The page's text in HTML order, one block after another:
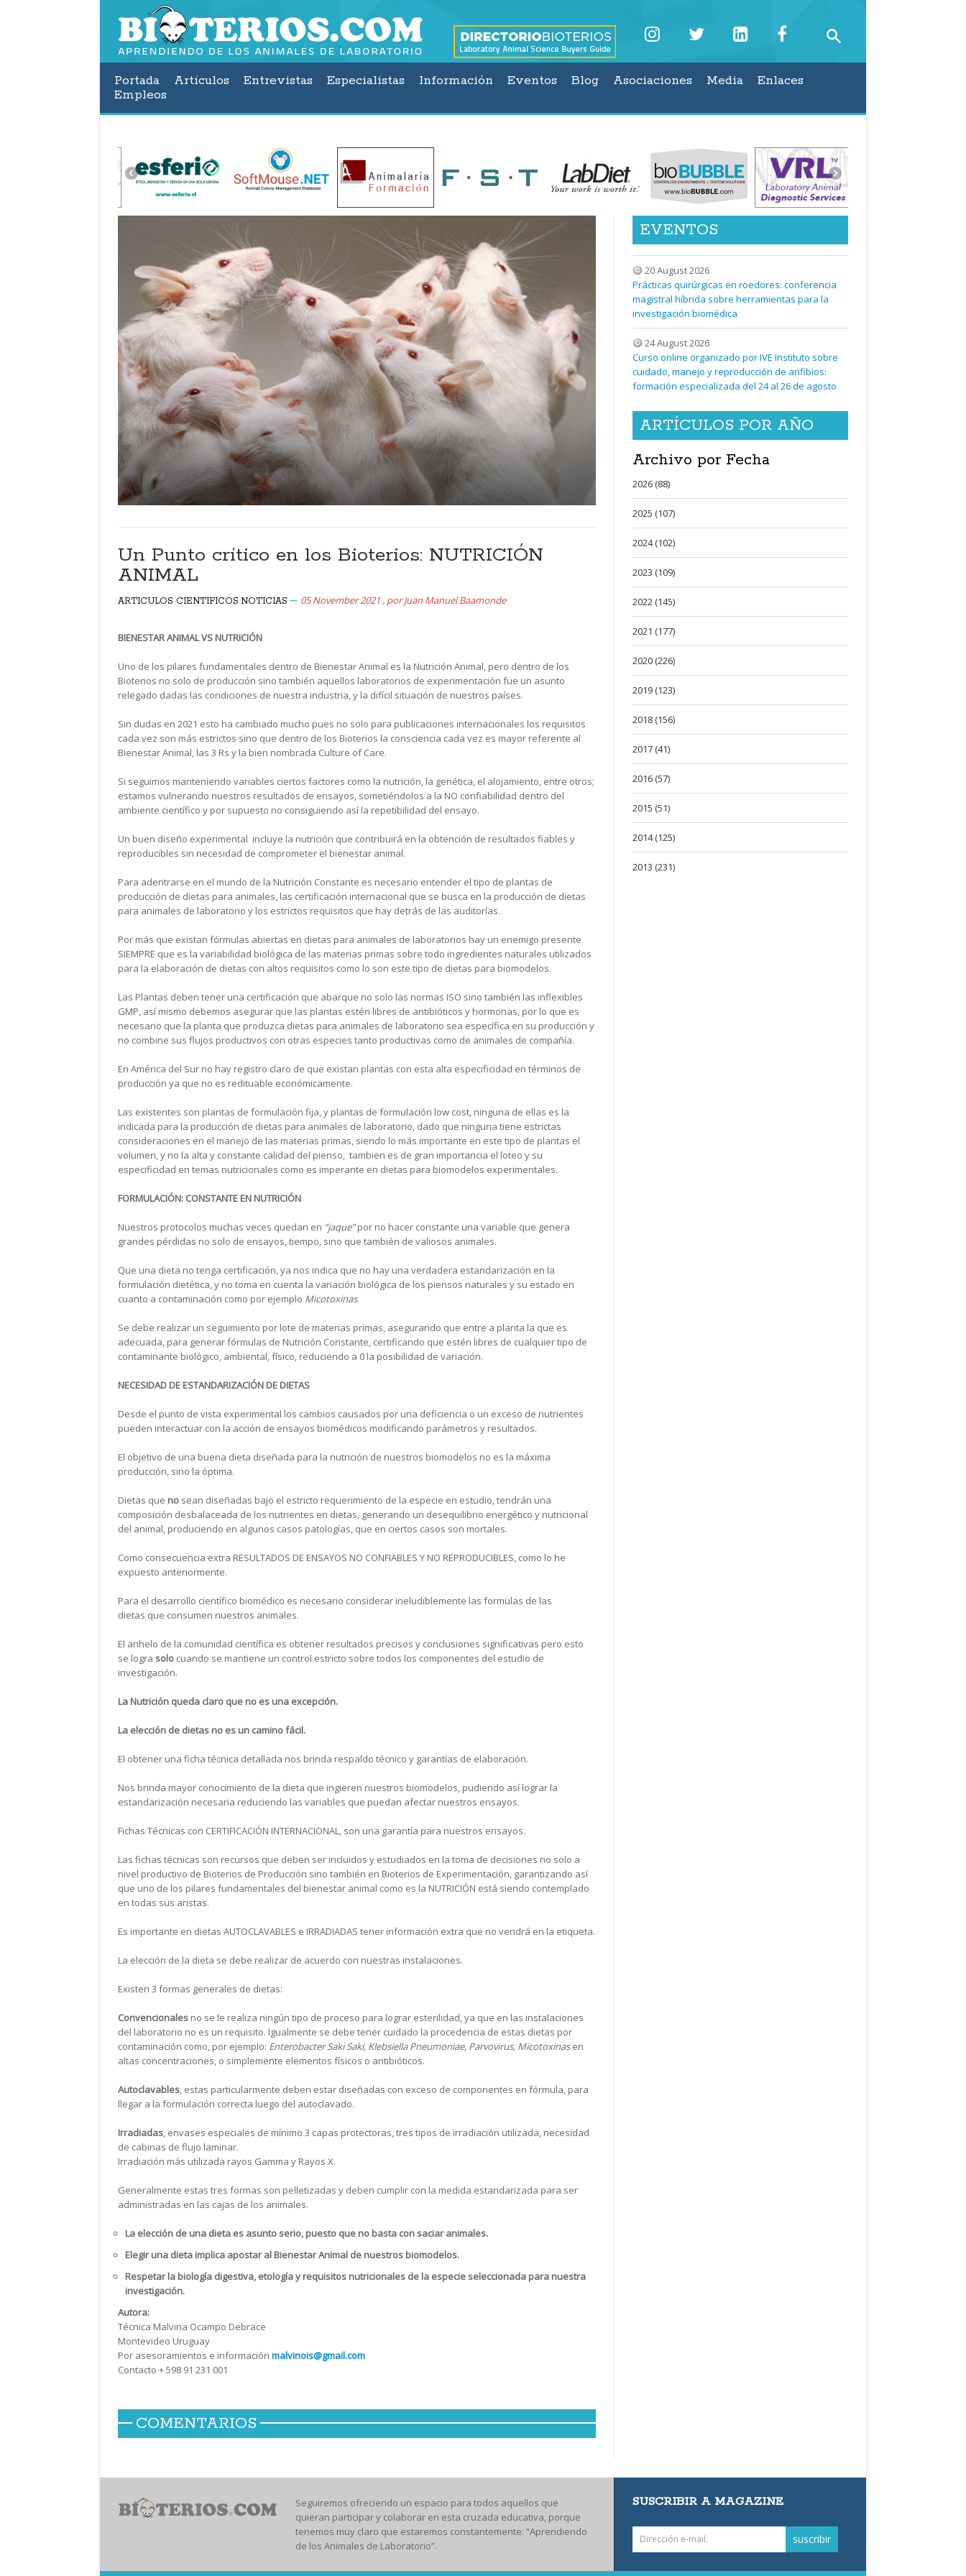
Portada Artículos Entrevistas Especialistas Información Eventos Blog Asociaciones Media
Enlaces
Empleos
Un Punto crítico en los Bioterios: NUTRICIÓN
ANIMAL
ARTICULOS CIENTIFICOS NOTICIAS 05 November 2021 , porJuan Manuel Baamonde
BIENESTAR ANIMAL VS NUTRICIÓN
Uno de los pilares fundamentales dentro de Bienestar Animal es la Nutrición Animal, pero dentro de los
Bioterios no solo de producción sino también aquellos laboratorios de experimentación fue un asunto
relegado dadas las condiciones de nuestra industria, y la difícil situación de nuestros países.
Sin dudas en 2021 esto ha cambiado mucho pues no solo para publicaciones internacionales los requisitos
cada vez son más estrictos sino que dentro de los Bioterios la consciencia cada vez es mayor referente al
Bienestar Animal, las 3 Rs y la bien nombrada Culture of Care.
Si seguimos manteniendo variables ciertos factores como la nutrición, la genética, el alojamiento, entre otros;
estamos vulnerando nuestros resultados de ensayos, sometiéndolos a la NO confiabilidad dentro del
ambiente científico y por supuesto no consiguiendo así la repetibilidad del ensayo.
Un buen diseño experimental incluye la nutrición que contribuirá en la obtención de resultados fiables y
reproducibles sin necesidad de comprometer el bienestar animal.
Para adentrarse en el mundo de la Nutrición Constante es necesario entender el tipo de plantas de
producción de dietas para animales, las certificación internacional que se busca en la producción de dietas
para animales de laboratorio y los estrictos requisitos que hay detrás de las auditorías.
Por más que existan fórmulas abiertas en dietas para animales de laboratorios hay un enemigo presente
SIEMPRE que es la variabilidad biológica de las materias primas sobre todo ingredientes naturales utilizados
para la elaboración de dietas con altos requisitos como lo son este tipo de dietas para biomodelos.
Las Plantas deben tener una certificación que abarque no solo las normas ISO sino también las inflexibles
GMP, así mismo debemos asegurar que las plantas estén libres de antibióticos y hormonas, por lo que es
necesario que la planta que produzca dietas para animales de laboratorio sea específica en su producción y
no combine sus flujos productivos con otras especies tanto productivas como de animales de compañía.
En América del Sur no hay registro claro de que existan plantas con esta alta especificidad en términos de
producción ya que no es redituable económicamente.
Las existentes son plantas de formulación fija, y plantas de formulación low cost, ninguna de ellas es la
indicada para la producción de dietas para animales de laboratorio, dado que ninguna tiene estrictas
consideraciones en el manejo de las materias primas, siendo lo más importante en este tipo de plantas el
volumen, y no la alta y constante calidad del pienso, tambien es de gran importancia el loteo y su
especificidad en temas nutricionales como es imperante en dietas para biomodelos experimentales.
FORMULACIÓN: CONSTANTE EN NUTRICIÓN
Nuestros protocolos muchas veces quedan en “jaque”por no hacer constante una variable que genera
grandes pérdidas no solo de ensayos, tiempo, sino que también de valiosos animales.
Que una dieta no tenga certificación, ya nos indica que no hay una verdadera estandarización en la
formulación dietética, y no toma en cuenta la variación biológica de los piensos naturales y su estado en
cuanto a contaminación como por ejemplo Micotoxinas.
Se debe realizar un seguimiento por lote de materias primas, asegurando que entre a planta la que es
adecuada, para generar fórmulas de Nutrición Constante, certificando que estén libres de cualquier tipo de
contaminante biológico, ambiental, físico, reduciendo a 0 la posibilidad de variación.
NECESIDAD DE ESTANDARIZACIÓN DE DIETAS
Desde el punto de vista experimental los cambios causados por una deficiencia o un exceso de nutrientes
pueden interactuar con la acción de ensayos biomédicos modificando parámetros y resultados.
El objetivo de una buena dieta diseñada para la nutrición de nuestros biomodelos no es la máxima
producción, sino la óptima.
Dietas que no sean diseñadas bajo el estricto requerimiento de la especie en estudio, tendrán una
composición desbalaceada de los nutrientes en dietas, generando un desequilibrio energético y nutricional
del animal, produciendo en algunos casos patologías, que en ciertos casos son mortales.
Como consecuencia extra RESULTADOS DE ENSAYOS NO CONFIABLES Y NO REPRODUCIBLES, como lo he
expuesto anteriormente.
Para el desarrollo científico biomédico es necesario considerar ineludiblemente las formulas de las
dietas que consumen nuestros animales.
El anhelo de la comunidad científica es obtener resultados precisos y conclusiones significativas pero esto
se logra solo cuando se mantiene un control estricto sobre todos los componentes del estudio de
investigación.
La Nutrición queda claro que no es una excepción.
La elección de dietas no es un camino fácil.
El obtener una ficha técnica detallada nos brinda respaldo técnico y garantías de elaboración.
Nos brinda mayor conocimiento de la dieta que ingieren nuestros biomodelos, pudiendo así lograr la
estandarización necesaria reduciendo las variables que puedan afectar nuestros ensayos.
Fichas Técnicas con CERTIFICACIÓN INTERNACIONAL, son una garantía para nuestros ensayos.
Las fichas técnicas son recursos que deben ser incluidos y estudiados en la toma de decisiones no solo a
nivel productivo de Bioterios de Producción sino también en Bioterios de Experimentación, garantizando así
que uno de los pilares fundamentales del bienestar animal como es la NUTRICIÓN está siendo contemplado
en todas sus aristas.
Es importante en dietas AUTOCLAVABLES e IRRADIADAS tener información extra que no vendrá en la etiqueta.
La elección de la dieta se debe realizar de acuerdo con nuestras instalaciones.
Existen 3 formas generales de dietas:
Convencionales no se le realiza ningún tipo de proceso para lograr esterilidad, ya que en las instalaciones
del laboratorio no es un requisito. Igualmente se debe tener cuidado la procedencia de estas dietas por
contaminación como, por ejemplo: Enterobacter Saki Saki, Klebsiella Pneumoniae, Parvovirus, Micotoxinasen
altas concentraciones, o simplemente elementos físicos o antibióticos.
Autoclavables, estas particularmente deben estar diseñadas con exceso de componentes en fórmula, para
llegar a la formulación correcta luego del autoclavado.
Irradiadas, envases especiales de mínimo 3 capas protectoras, tres tipos de irradiación utilizada, necesidad
de cabinas de flujo laminar.
Irradiación más utilizada rayos Gamma y Rayos X.
Generalmente estas tres formas son pelletizadas y deben cumplir con la medida estandarizada para ser
administradas en las cajas de los animales.
La elección de una dieta es asunto serio, puesto que no basta con saciar animales.
Elegir una dieta implica apostar al Bienestar Animal de nuestros biomodelos.
Respetar la biología digestiva, etología y requisitos nutricionales de la especie seleccionada para nuestra
investigación.
Autora:
Técnica Malvina Ocampo Debrace
Montevideo Uruguay
Por asesoramientos e información malvinois@gmail.com
Contacto + 598 91 231 001
COMENTARIOS
EVENTOS
20 August 2026
Prácticas quirúrgicas en roedores: conferencia
magistral híbrida sobre herramientas para la
investigación biomédica
24 August 2026
Curso online organizado por IVE Instituto sobre
cuidado, manejo y reproducción de anfibios:
formación especializada del 24 al 26 de agosto
ARTÍCULOS POR AÑO
Archivo por Fecha
2026 (88)
2025 (107)
2024 (102)
2023 (109)
2022 (145)
2021 (177)
2020 (226)
2019 (123)
2018 (156)
2017 (41)
2016 (57)
2015 (51)
2014 (125)
2013 (231)
Seguiremos ofreciendo un espacio para todos aquellos que
quieran participar y colaborar en esta cruzada educativa, porque
tenemos muy claro que estaremos constantemente: “Aprendiendo
de los Animales de Laboratorio”.
SUSCRIBIR A MAGAZINE